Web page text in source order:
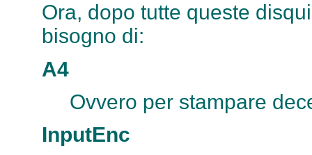
Ora, dopo tutte queste
bisogno di:
A4
Ovvero per stampare
InputEnc